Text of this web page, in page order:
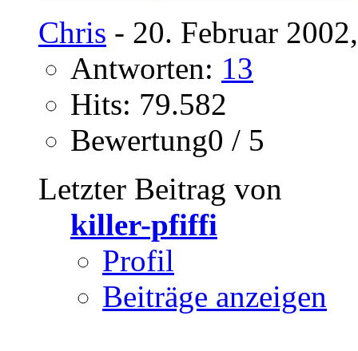
Chris - 20. Februar
Antworten: 13
Hits: 79.582
Bewertung0 / 5
Letzter Beitrag von
killer-pfiffi
Profil
Beiträge anzeigen